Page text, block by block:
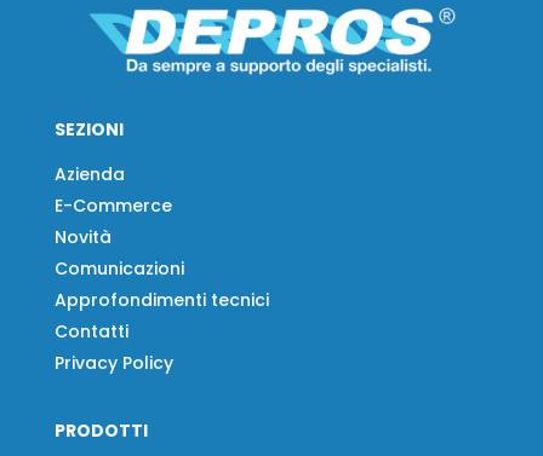
SEZIONI
Azienda
E-Commerce
Novità
Comunicazioni
Approfondimenti tecnici
Contatti
Privacy Policy
PRODOTTI